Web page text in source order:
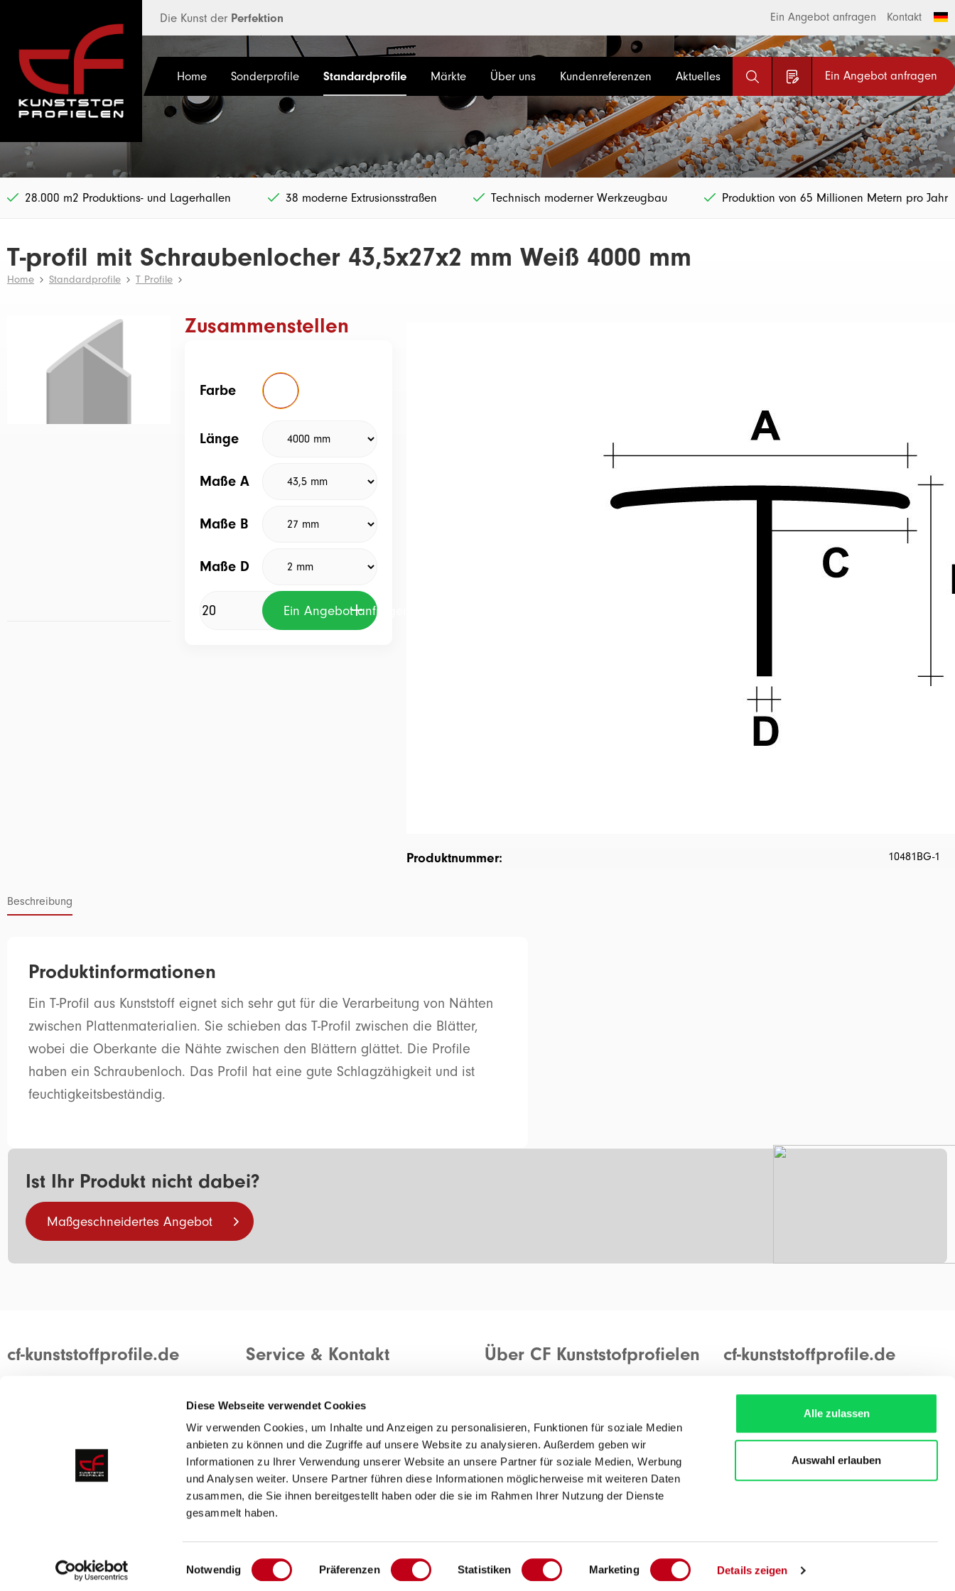
Diese Webseite verwendet Cookies
Wir verwenden Cookies, um Inhalte und Anzeigen zu personalisieren, Funktionen für soziale Medien
anbieten zu können und die Zugriffe auf unsere Website zu analysieren. Außerdem geben wir
Informationen zu Ihrer Verwendung unserer Website an unsere Partner für soziale Medien, Werbung
und Analysen weiter. Unsere Partner führen diese Informationen möglicherweise mit weiteren Daten
zusammen, die Sie ihnen bereitgestellt haben oder die sie im Rahmen Ihrer Nutzung der Dienste
gesammelt haben.
Einwilligungsauswahl
Notwendig Präferenzen Statistiken Marketing Details zeigen
Alle zulassen
Auswahl erlauben
Die Kunst der Perfektion Ein Angebot anfragen Kontakt
Home Sonderprofile Standardprofile Märkte Über uns Kundenreferenzen Aktuelles Ein Angebot anfragen
28.000 m2 Produktions- und Lagerhallen 38 moderne Extrusionsstraßen Technisch moderner Werkzeugbau Produktion von 65 Millionen Metern pro Jahr
T-profil mit Schraubenlocher 43,5x27x2 mm Weiß 4000 mm
Home Standardprofile T Profile
Zusammenstellen
Farbe
Länge
Maße A
Maße B
Maße D
Ein Angebot anfragen
Produktnummer: 10481BG-1
Beschreibung
Produktinformationen
Ein T-Profil aus Kunststoff eignet sich sehr gut für die Verarbeitung von Nähten
zwischen Plattenmaterialien. Sie schieben das T-Profil zwischen die Blätter,
wobei die Oberkante die Nähte zwischen den Blättern glättet. Die Profile
haben ein Schraubenloch. Das Profil hat eine gute Schlagzähigkeit und ist
feuchtigkeitsbeständig.
Ist Ihr Produkt nicht dabei?
Maßgeschneidertes Angebot
cf-kunststoffprofile.de
Die Entwicklung kundenspezifischer
Profile zeichnet unser Unternehmen aus.
Service & Kontakt
Ein Angebot anfragen
Über CF Kunststofprofielen cf-kunststoffprofile.de
Wegbeschreibung